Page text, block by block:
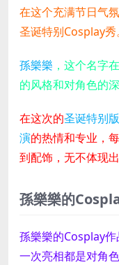
在这个充满节日气
圣诞特别Cosplay秀。
孫樂樂 ，这个名字
的风格和对角色的
在这次的圣诞特别版
演的热情和专业，
到配饰，无不体现
孫樂樂的
孫樂樂的Cosplay
一次亮相都是对角